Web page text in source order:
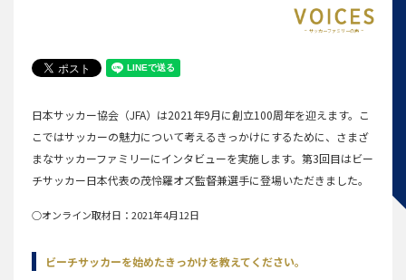
サッカーファミリーの声
日本サッカー協会（JFA）は2021年9月に創立100周年を迎えます。こ
こではサッカーの魅力について考えるきっかけにするために、さまざ
まなサッカーファミリーにインタビューを実施します。第3回目はビー
チサッカー日本代表の茂怜羅オズ監督兼選手に登場いただきました。
○オンライン取材日：2021年4月12日
ビーチサッカーを始めたきっかけを教えてください。